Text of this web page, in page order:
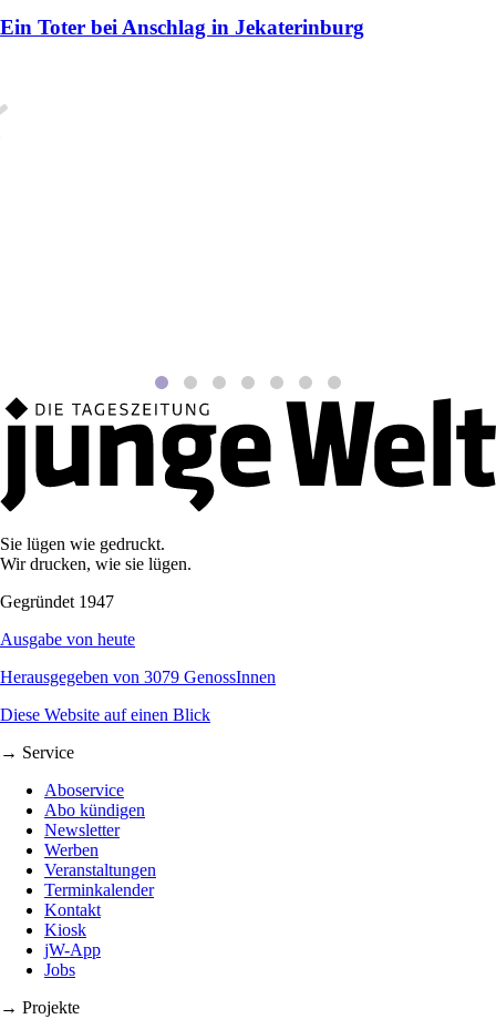
Ein Toter bei Anschlag in Jekaterinburg
Sie lügen wie gedruckt.
Wir drucken, wie sie lügen.
Gegründet 1947
Ausgabe von heute
Herausgegeben von 3079 GenossInnen
Diese Website auf einen Blick
→ Service
Aboservice
Abo kündigen
Newsletter
Werben
Veranstaltungen
Terminkalender
Kontakt
Kiosk
jW-App
Jobs
→ Projekte